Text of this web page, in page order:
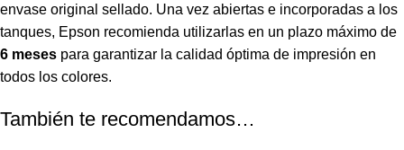
envase original sellado. Una vez abiertas e incorporadas a los
tanques, Epson recomienda utilizarlas en un plazo máximo de
6 meses para garantizar la calidad óptima de impresión en
todos los colores.
También te recomendamos…